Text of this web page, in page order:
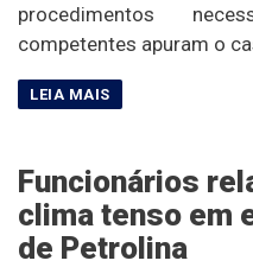
procedimentos
competentes apuram o
Funcionários
clima tenso em
de Petrolina